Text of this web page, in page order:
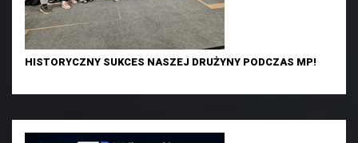
HISTORYCZNY SUKCES NASZEJ DRUŻYNY PODCZAS MP!